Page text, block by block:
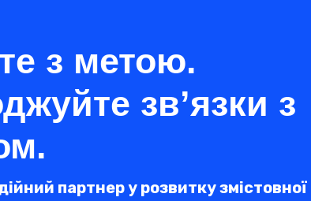
з метою.
зв’язки з
партнер у розвитку змістовної